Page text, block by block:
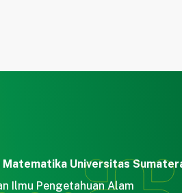
Universitas
Ilmu Pengetahuan Alam